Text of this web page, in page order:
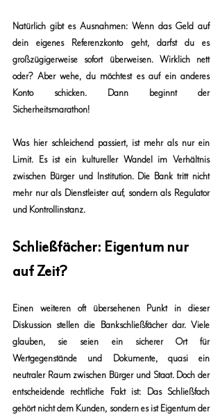
Natürlich gibt es Ausnahmen: Wenn das Geld auf
dein eigenes Referenzkonto geht, darfst du es
großzügigerweise sofort überweisen. Wirklich nett
oder? Aber wehe, du möchtest es auf ein anderes
Konto schicken. Dann beginnt der
Sicherheitsmarathon!
Was hier schleichend passiert, ist mehr als nur ein
Limit. Es ist ein kultureller Wandel im Verhältnis
zwischen Bürger und Institution. Die Bank tritt nicht
mehr nur als Dienstleister auf, sondern als Regulator
und Kontrollinstanz.
Schließfächer: Eigentum nur
auf Zeit?
Einen weiteren oft übersehenen Punkt in dieser
Diskussion stellen die Bankschließfächer dar. Viele
glauben, sie seien ein sicherer Ort für
Wertgegenstände und Dokumente, quasi ein
neutraler Raum zwischen Bürger und Staat. Doch der
entscheidende rechtliche Fakt ist: Das Schließfach
gehört nicht dem Kunden, sondern es ist Eigentum der